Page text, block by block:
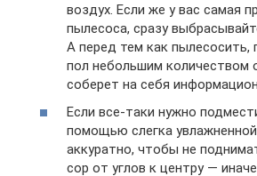
воздух. Если же у вас самая
пылесоса, сразу
А перед тем как пылесосить,
пол небольшим количеством
соберет на себя
Если все-таки нужно
помощью слегка
аккуратно, чтобы не
сор от углов к центру —